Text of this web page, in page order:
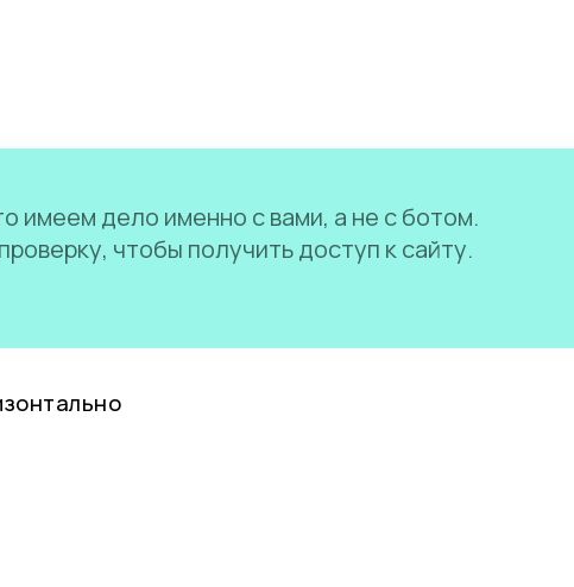
имеем дело именно с вами, а не с ботом.
чтобы получить доступ к сайту.